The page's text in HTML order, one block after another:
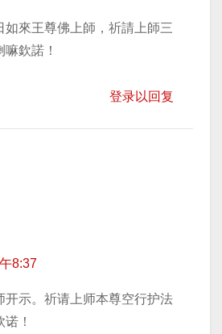
如來王尊佛上師，祈請上師三
欽諾！
登录以回复
8:37
开示。祈请上师本尊空行护法
！